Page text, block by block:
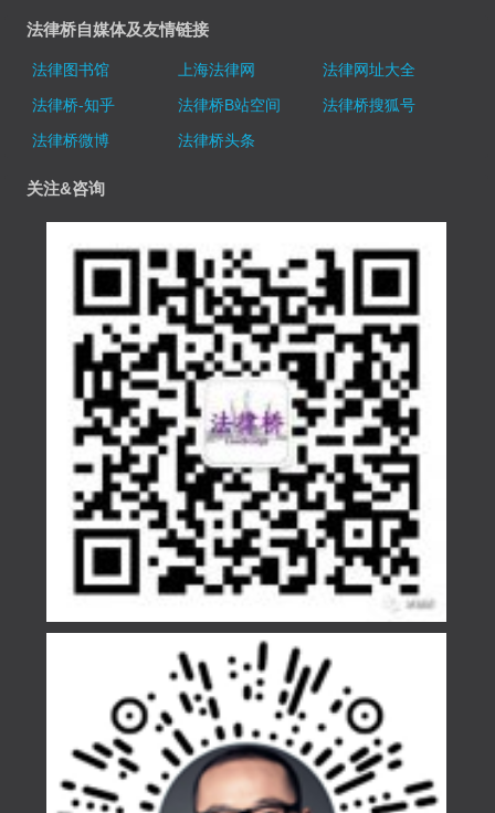
法律桥自媒体及友情链接
法律图书馆 上海法律网
法律网址大全
法律桥-知乎
法律桥B站空间
法律桥搜狐号
法律桥微博
法律桥头条
关注&咨询